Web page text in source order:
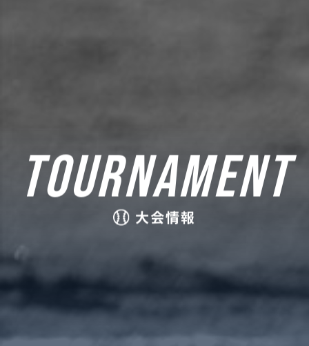
TOURNAMENT
大会情報